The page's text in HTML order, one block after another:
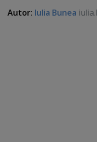
Autor: Iulia Bunea